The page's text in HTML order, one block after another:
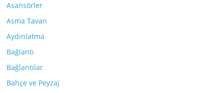
Asansörler
Asma Tavan
Aydınlatma
Bağlantı
Bağlantılar
Bahçe ve Peyzaj